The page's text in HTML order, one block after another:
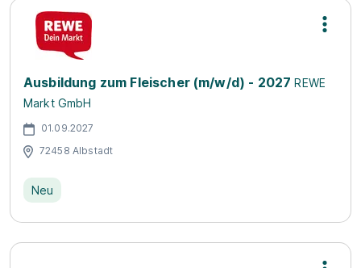
Ausbildung zum Fleischer (m/w/d) - 2027 REWE
Markt GmbH
01.09.2027
72458 Albstadt
Neu